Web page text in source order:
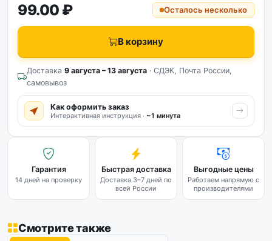
99.00 ₽ Осталось несколько
В корзину
Доставка 9 августа – 13 августа · СДЭК, Почта России,
самовывоз
Как оформить заказ
Интерактивная инструкция · ~1 минута
Гарантия
14 дней на проверку
Быстрая доставка
Доставка 3–7 дней по
всей России
Выгодные цены
Работаем напрямую с
производителями
Смотрите также